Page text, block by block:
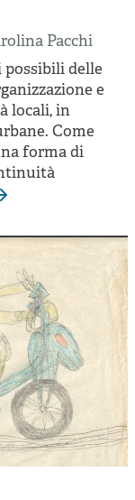
Pacchi
possibili delle
e
locali, in
Come
forma di